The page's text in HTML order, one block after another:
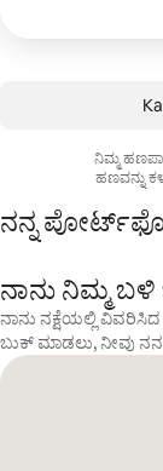
ನಿಮ್ಮ
ಹಣವನ್ನು
ನನ್ನ
ನಾನು ನಿಮ್ಮ ಬಳಿ
ನಾನು ನಕ್ಷೆಯಲ್ಲಿ ವಿವರಿಸಿದ
ಬುಕ್ ಮಾಡಲು, ನೀವು